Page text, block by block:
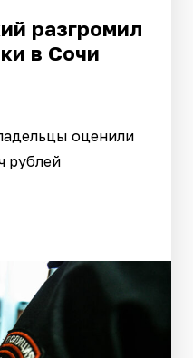
разгромил
в Сочи
оценили
рублей